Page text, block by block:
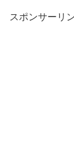
スポンサーリ